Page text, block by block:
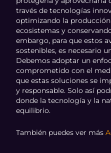
través de tecnologías
optimizando la
ecosistemas y
embargo, para que estos
sostenibles, es necesario
Debemos adoptar un
comprometido con el
que estas soluciones se
y responsable. Solo así
donde la tecnología y la
equilibrio.
También puedes ver más